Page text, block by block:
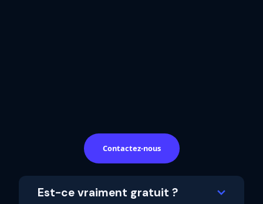
Contactez-nous
Est-ce vraiment gratuit ?